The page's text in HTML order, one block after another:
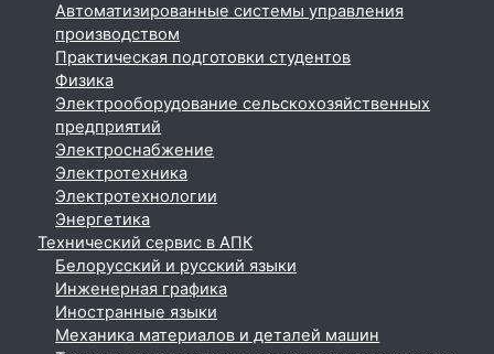
Автоматизированные системы управления
производством
Практическая подготовки студентов
Физика
Электрооборудование сельскохозяйственных
предприятий
Электроснабжение
Электротехника
Электротехнологии
Энергетика
Технический сервис в АПК
Белорусский и русский языки
Инженерная графика
Иностранные языки
Механика материалов и деталей машин